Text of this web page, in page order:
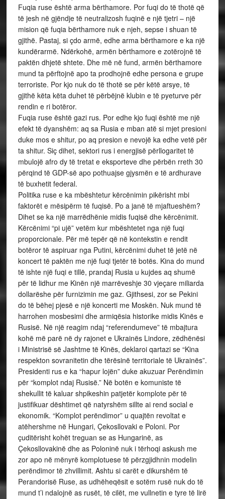
Fuqia ruse është arma bërthamore. Por fuqi do të thotë që
të jesh në gjëndje të neutralizosh fuqinë e një tjetri – një
mision që fuqia bërthamore nuk e njeh, sepse i shuan të
gjithë. Pastaj, si çdo armë, edhe arma bërthamore e ka një
kundërarmë. Ndërkohë, armën bërthamore e zotërojnë të
paktën dhjetë shtete. Dhe më në fund, armën bërthamore
mund ta përftojnë apo ta prodhojnë edhe persona e grupe
terroriste. Por kjo nuk do të thotë se për këtë arsye, të
gjithë këta këta duhet të përbëjnë klubin e të pyeturve për
rendin e ri botëror.
Fuqia ruse është gazi rus. Por edhe kjo fuqi është me një
efekt të dyanshëm: aq sa Rusia e mban atë si mjet presioni
duke mos e shitur, po aq presion e nevojë ka edhe vetë për
ta shitur. Siç dihet, sektori rus i energjisë përllogaritet të
mbulojë afro dy të tretat e eksporteve dhe përbën rreth 30
përqind të GDP-së apo pothuajse gjysmën e të ardhurave
të buxhetit federal.
Politika ruse e ka mbështetur kërcënimin pikërisht mbi
faktorët e mësipërm të fuqisë. Po a janë të mjaftueshëm?
Dihet se ka një marrëdhënie midis fuqisë dhe kërcënimit.
Kërcënimi “pi ujë” vetëm kur mbështetet nga një fuqi
proporcionale. Për më tepër që në kontekstin e rendit
botëror të aspiruar nga Putini, kërcënimi duhet të jetë në
koncert të paktën me një fuqi tjetër të botës. Kina do mund
të ishte një fuqi e tillë, prandaj Rusia u kujdes aq shumë
për të lidhur me Kinën një marrëveshje 30 vjeçare miliarda
dollarëshe për furnizimin me gaz. Gjithsesi, zor se Pekini
do të bëhej pjesë e një koncerti me Moskën. Nuk mund të
harrohen mosbesimi dhe armiqësia historike midis Kinës e
Rusisë. Në një reagim ndaj “referendumeve” të mbajtura
kohë më parë në dy rajonet e Ukrainës Lindore, zëdhënësi
i Ministrisë së Jashtme të Kinës, deklaroi qartazi se “Kina
respekton sovranitetin dhe tërësinë territoriale të Ukrainës”.
Presidenti rus e ka “hapur lojën” duke akuzuar Perëndimin
për “komplot ndaj Rusisë.” Në botën e komuniste të
shekullit të kaluar shpikeshin patjetër komplote për të
justifikuar dështimet që natyrshëm sillte ai rend social e
ekonomik. “Komplot perëndimor” u quajtën revoltat e
atëhershme në Hungari, Çekosllovaki e Poloni. Por
çuditërisht kohët treguan se as Hungarinë, as
Çekosllovakinë dhe as Poloninë nuk i tërhoqi askush me
zor apo në mënyrë komplotuese të përzgjidhnin modelin
perëndimor të zhvillimit. Ashtu si carët e dikurshëm të
Perandorisë Ruse, as udhëheqësit e sotëm rusë nuk do të
mund t’i ndalojnë as rusët, të cilët, me vullnetin e tyre të lirë